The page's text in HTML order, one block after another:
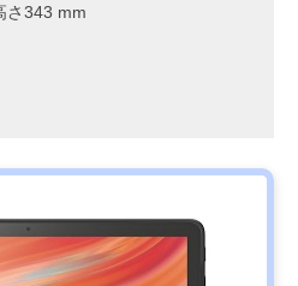
さ343 mm